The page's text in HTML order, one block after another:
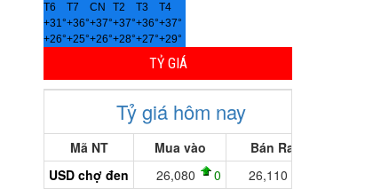
T6
T7 CN T2 T3
T4
+31°+36°+37°+37°+36°+37°
+26°+25°+26°+28°+27°+29°
TỶ GIÁ